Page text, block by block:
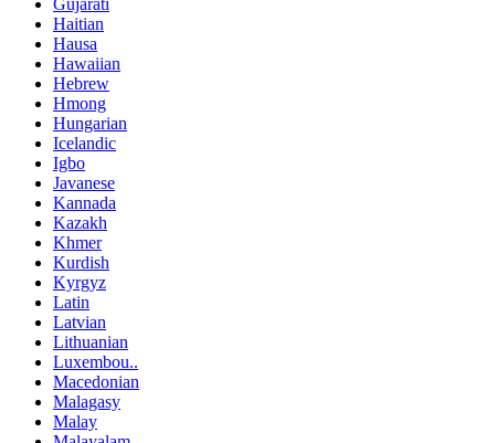
Gujarati
Haitian
Hausa
Hawaiian
Hebrew
Hmong
Hungarian
Icelandic
Igbo
Javanese
Kannada
Kazakh
Khmer
Kurdish
Kyrgyz
Latin
Latvian
Lithuanian
Luxembou..
Macedonian
Malagasy
Malay